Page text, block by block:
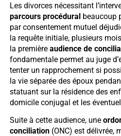
Les divorces nécessitant
parcours procédural beaucoup
par consentement mutuel
la requête initiale, plusieurs
la première audience de
fondamentale permet au juge
tenter un rapprochement si
la vie séparée des époux
statuant sur la résidence des
domicile conjugal et les
Suite à cette audience, une
conciliation (ONC) est délivrée,